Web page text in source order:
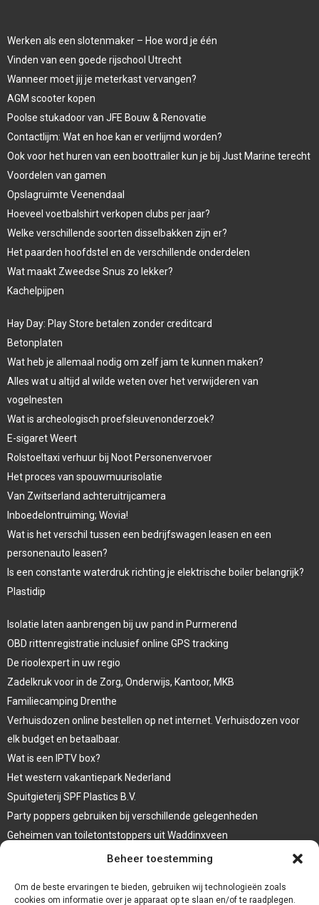
Beheer toestemming
Om de beste ervaringen te bieden, gebruiken wij technologieën zoals
cookies om informatie over je apparaat op te slaan en/of te raadplegen.
Werken als een slotenmaker – Hoe word je één
Vinden van een goede rijschool Utrecht
Wanneer moet jij je meterkast vervangen?
AGM scooter kopen
Poolse stukadoor van JFE Bouw & Renovatie
Contactlijm: Wat en hoe kan er verlijmd worden?
Ook voor het huren van een boottrailer kun je bij Just Marine terecht
Voordelen van gamen
Opslagruimte Veenendaal
Hoeveel voetbalshirt verkopen clubs per jaar?
Welke verschillende soorten disselbakken zijn er?
Het paarden hoofdstel en de verschillende onderdelen
Wat maakt Zweedse Snus zo lekker?
Kachelpijpen
Hay Day: Play Store betalen zonder creditcard
Betonplaten
Wat heb je allemaal nodig om zelf jam te kunnen maken?
Alles wat u altijd al wilde weten over het verwijderen van
vogelnesten
Wat is archeologisch proefsleuvenonderzoek?
E-sigaret Weert
Rolstoeltaxi verhuur bij Noot Personenvervoer
Het proces van spouwmuurisolatie
Van Zwitserland achteruitrijcamera
Inboedelontruiming; Wovia!
Wat is het verschil tussen een bedrijfswagen leasen en een
personenauto leasen?
Is een constante waterdruk richting je elektrische boiler belangrijk?
Plastidip
Isolatie laten aanbrengen bij uw pand in Purmerend
OBD rittenregistratie inclusief online GPS tracking
De rioolexpert in uw regio
Zadelkruk voor in de Zorg, Onderwijs, Kantoor, MKB
Familiecamping Drenthe
Verhuisdozen online bestellen op net internet. Verhuisdozen voor
elk budget en betaalbaar.
Wat is een IPTV box?
Het western vakantiepark Nederland
Spuitgieterij SPF Plastics B.V.
Party poppers gebruiken bij verschillende gelegenheden
Geheimen van toiletontstoppers uit Waddinxveen
Vormen van terrasaankleding